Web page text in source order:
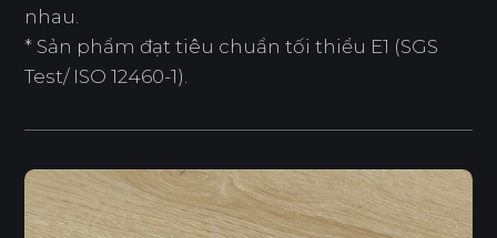
nhau.
* Sản phẩm đạt tiêu chuẩn tối thiểu E1 (SGS
Test/ ISO 12460-1).